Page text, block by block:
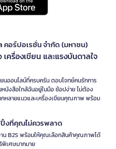
คอร์ปอเรชั่น จำกัด (มหาชน)
ครื่องเขียน และแรงบันดาลใจ
นออนไลน์ที่ครบครัน ตอบโจทย์คนรักการ
นังสือใกล้ฉันอยู่ในมือ ช้อปง่าย ไม่ต้อง
หลายแนวและเครื่องเขียนคุณภาพ พร้อม
ปิ้งที่คุณไม่ควรพลาด
น B2S พร้อมให้คุณเลือกสินค้าคุณภาพได้
พิเศษมากมาย